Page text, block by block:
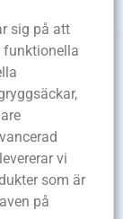
sig på att
funktionella
vi
som är
på